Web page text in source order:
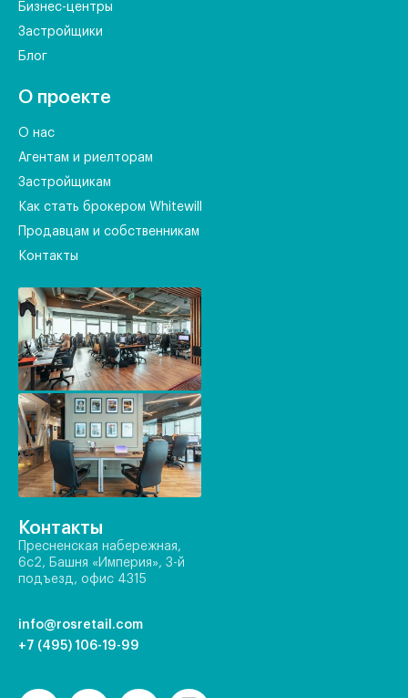
Бизнес-центры
Застройщики
Блог
О проекте
О нас
Агентам и риелторам
Застройщикам
Как стать брокером Whitewill
Продавцам и собственникам
Контакты
Контакты
Пресненская набережная,
6с2, Башня «Империя», 3-й
подъезд, офис 4315
info@rosretail.com
+7 (495) 106-19-99